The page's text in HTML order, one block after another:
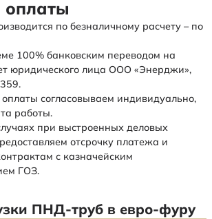
оплаты
по безналичному расчету – по
100% банковским переводом на
юридического лица ООО «Энерджи»,
согласовываем индивидуально,
работы.
при выстроенных деловых
отсрочку платежа и
с казначейским
ГОЗ.
ПНД-труб в евро-фуру